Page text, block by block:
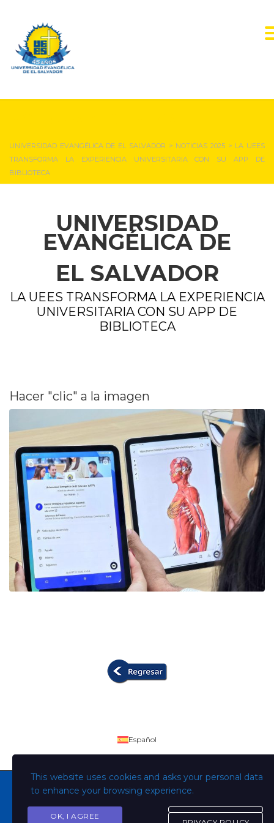
UNIVERSIDAD EVANGÉLICA DE EL SALVADOR > NOTICIAS 2025> LA UEES
TRANSFORMA LA EXPERIENCIA UNIVERSITARIA CON SU APP DE
BIBLIOTECA
UNIVERSIDAD
EVANGÉLICA DE
EL SALVADOR
LA UEES TRANSFORMA LA EXPERIENCIA
UNIVERSITARIA CON SU APP DE
BIBLIOTECA
Hacer "clic" a la imagen
This website uses cookies and asks your personal data
to enhance your browsing experience.
OK, I AGREE
Español